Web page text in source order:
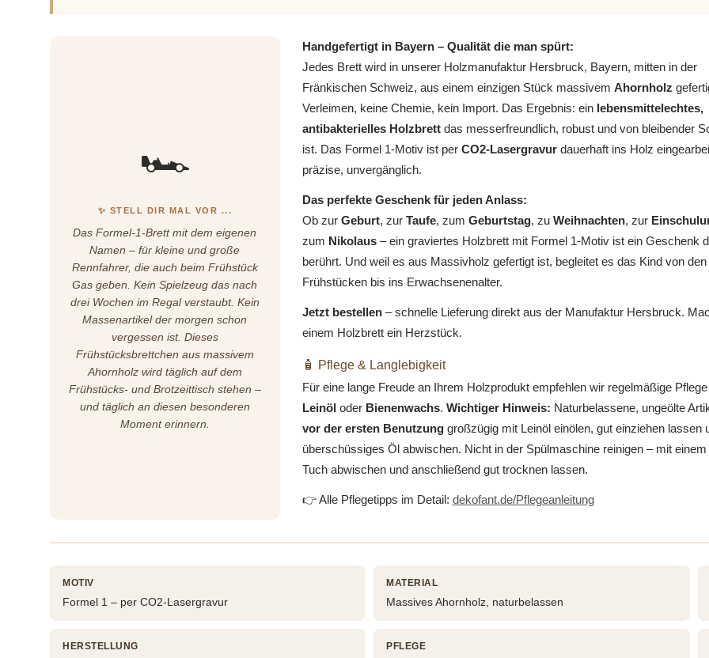
🏎️
✨ STELL DIR MAL VOR ...
Das Formel-1-Brett mit dem eigenen
Namen – für kleine und große
Rennfahrer, die auch beim Frühstück
Gas geben. Kein Spielzeug das nach
drei Wochen im Regal verstaubt. Kein
Massenartikel der morgen schon
vergessen ist. Dieses
Frühstücksbrettchen aus massivem
Ahornholz wird täglich auf dem
Frühstücks- und Brotzeittisch stehen –
und täglich an diesen besonderen
Moment erinnern.
Handgefertigt in Bayern – Qualität die man spürt:
Jedes Brett wird in unserer Holzmanufaktur Hersbruck, Bayern, mitten in der
Fränkischen Schweiz, aus einem einzigen Stück massivem Ahornholz
Verleimen, keine Chemie, kein Import. Das Ergebnis: ein lebensmittelechtes,
antibakterielles Holzbrettdas messerfreundlich, robust und von bleibender
ist. Das Formel 1-Motiv ist per CO2-Lasergravurdauerhaft ins Holz
präzise, unvergänglich.
Das perfekte Geschenk für jeden Anlass:
Ob zur Geburt, zur Taufe, zum Geburtstag, zu Weihnachten, zur
zum Nikolaus– ein graviertes Holzbrett mit Formel 1-Motiv ist ein Geschenk
berührt. Und weil es aus Massivholz gefertigt ist, begleitet es das Kind von
Frühstücken bis ins Erwachsenenalter.
Jetzt bestellen– schnelle Lieferung direkt aus der Manufaktur Hersbruck.
einem Holzbrett ein Herzstück.
🧴 Pflege & Langlebigkeit
Für eine lange Freude an Ihrem Holzprodukt empfehlen wir regelmäßige
Leinöloder Bienenwachs. Wichtiger Hinweis: Naturbelassene, ungeölte
vor der ersten Benutzunggroßzügig mit Leinöl einölen, gut einziehen lassen
überschüssiges Öl abwischen. Nicht in der Spülmaschine reinigen – mit
Tuch abwischen und anschließend gut trocknen lassen.
👉 Alle Pflegetipps im Detail: dekofant.de/Pflegeanleitung
MOTIV
Formel 1 – per CO2-Lasergravur
MATERIAL
Massives Ahornholz, naturbelassen
HERSTELLUNG PFLEGE